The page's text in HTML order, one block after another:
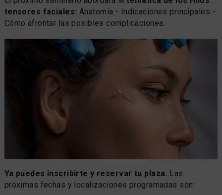
tensores faciales: Anatomía - Indicaciones principales -
Cómo afrontar las posibles complicaciones.
Ya puedes inscribirte y reservar tu plaza. Las
próximas fechas y localizaciones programadas son: